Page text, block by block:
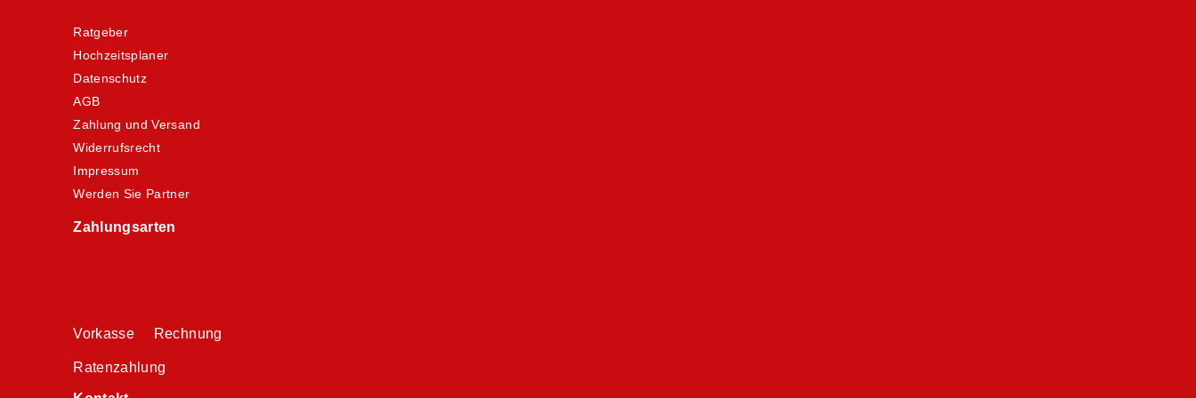
Ratgeber
Hochzeitsplaner
Datenschutz
AGB
Zahlung und Versand
Widerrufsrecht
Impressum
Werden Sie Partner
Zahlungsarten
Vorkasse Rechnung
Ratenzahlung